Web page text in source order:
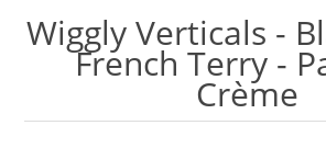
Wiggly Verticals -
French Terry -
Crème